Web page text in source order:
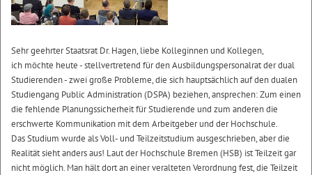
Sehr geehrter Staatsrat Dr. Hagen, liebe Kolleginnen und Kollegen,
ich möchte heute - stellvertretend für den Ausbildungspersonalrat der dual
Studierenden - zwei große Probleme, die sich hauptsächlich auf den dualen
Studiengang Public Administration (DSPA) beziehen, ansprechen: Zum einen
die fehlende Planungssicherheit für Studierende und zum anderen die
erschwerte Kommunikation mit dem Arbeitgeber und der Hochschule.
Das Studium wurde als Voll- und Teilzeitstudium ausgeschrieben, aber die
Realität sieht anders aus! Laut der Hochschule Bremen (HSB) ist Teilzeit gar
nicht möglich. Man hält dort an einer veralteten Verordnung fest, die Teilzeit